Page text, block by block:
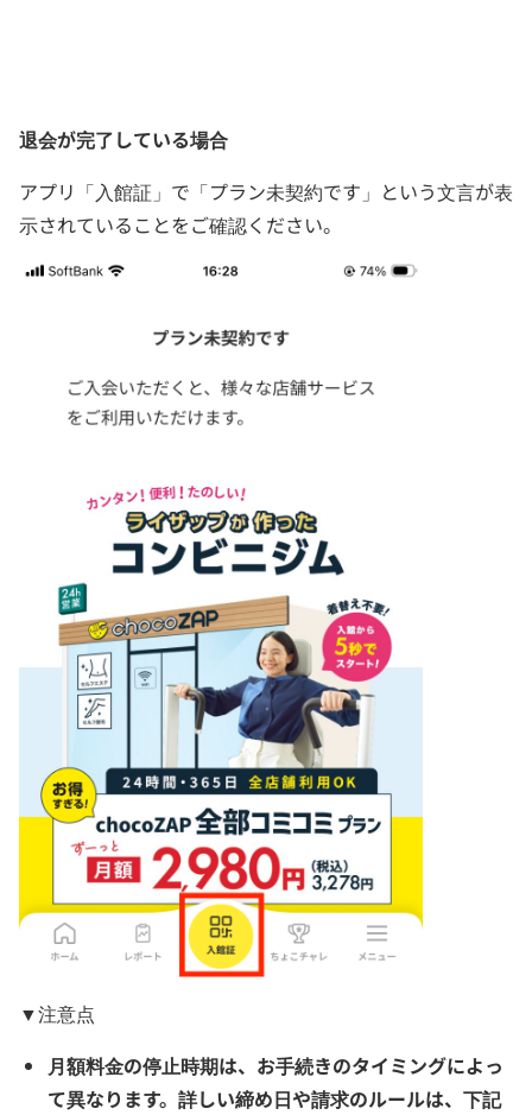
退会が完了している場合
アプリ「入館証」で「プラン未契約です」という文言が表
示されていることをご確認ください。
▼注意点
月額料金の停止時期は、お手続きのタイミングによっ
て異なります。詳しい締め日や請求のルールは、下記